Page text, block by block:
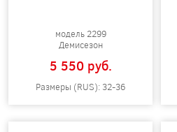
модель 2299
Демисезон
5 550 pуб.
Размеры (RUS): 32-36